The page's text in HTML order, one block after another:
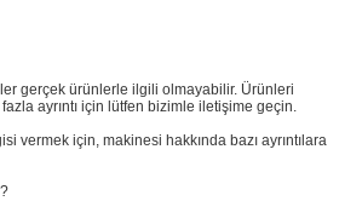
gerçek ürünlerle ilgili olmayabilir. Ürünleri
ayrıntı için lütfen bizimle iletişime geçin.
vermek için, makinesi hakkında bazı ayrıntılara